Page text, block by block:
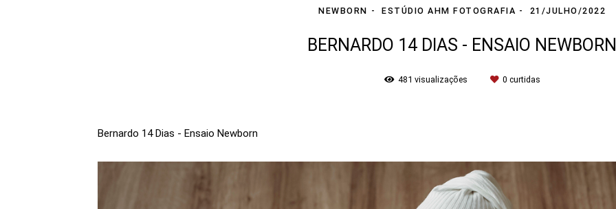
NEWBORN ESTÚDIO AHM FOTOGRAFIA 21/JULHO/2022
BERNARDO 14 DIAS - ENSAIO NEWBORN
481 visualizações 0 curtidas
Bernardo 14 Dias - Ensaio Newborn